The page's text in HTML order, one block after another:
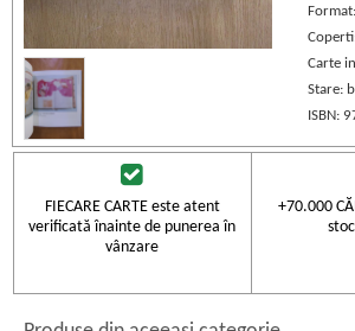
Carte
Stare:
ISBN:
FIECARE CARTE este atent
verificată înainte de punerea în
vânzare
+70.000